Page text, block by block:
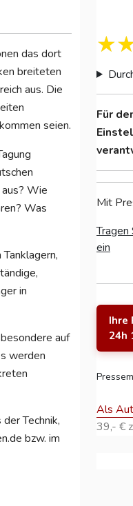
das dort
breiteten
aus. Die
seien.
Wie
Was
in
auf
werden
Technik,
bzw. im
Für
Mit
ein
Ihre
24h
Als
39,- €